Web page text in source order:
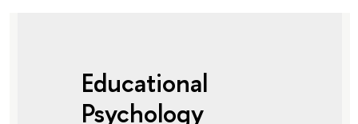
Educational
Psychology